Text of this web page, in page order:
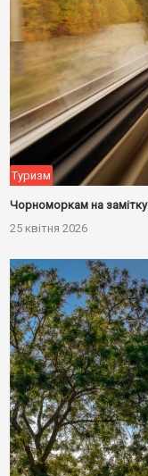
Туризм
25 квітня 2026